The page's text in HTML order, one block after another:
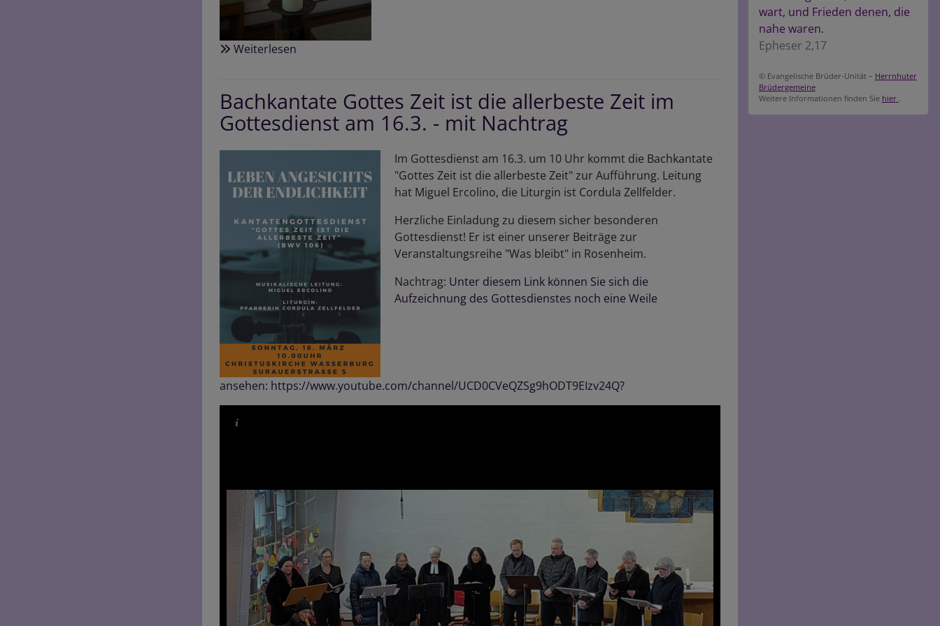
Weiterlesen
Bachkantate Gottes Zeit ist die allerbeste Zeit im
Gottesdienst am 16.3. - mit Nachtrag
Im Gottesdienst am 16.3. um 10 Uhr kommt die Bachkantate
"Gottes Zeit ist die allerbeste Zeit" zur Aufführung. Leitung
hat Miguel Ercolino, die Liturgin ist Cordula Zellfelder.
Herzliche Einladung zu diesem sicher besonderen
Gottesdienst! Er ist einer unserer Beiträge zur
Veranstaltungsreihe "Was bleibt" in Rosenheim.
Nachtrag: Unter diesem Link können Sie sich die
Aufzeichnung des Gottesdienstes noch eine Weile
ansehen: https://www.youtube.com/channel/UCD0CVeQZSg9hODT9EIzv24Q?
wart, und Frieden denen, die
nahe waren.
Epheser 2,17
© Evangelische Brüder-Unität – Herrnhuter
Brüdergemeine
Weitere Informationen finden Sie hier .